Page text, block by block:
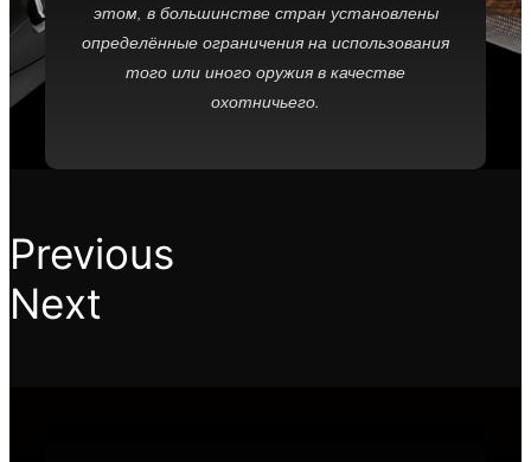
этом, в большинстве стран установлены
определённые ограничения на использования
того или иного оружия в качестве
охотничьего.
Previous
Next